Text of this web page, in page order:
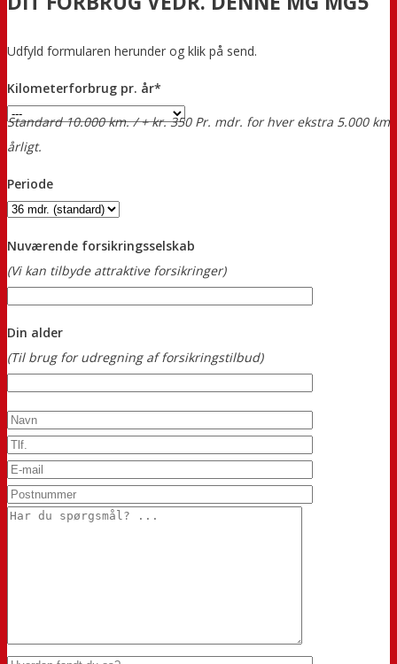
Udfyld formularen herunder og klik på send.
Kilometerforbrug pr. år*
Standard 10.000 km. / + kr. 350 Pr. mdr. for hver ekstra 5.000 km
årligt.
Periode
Nuværende forsikringsselskab
(Vi kan tilbyde attraktive forsikringer)
Din alder
(Til brug for udregning af forsikringstilbud)